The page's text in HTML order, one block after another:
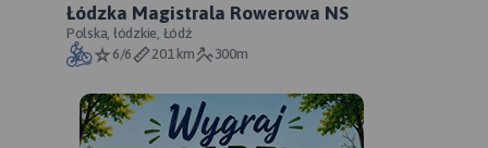
Łódzka Magistrala Rowerowa NS
Polska, łódzkie, Łódź
6/6
201 km 300m